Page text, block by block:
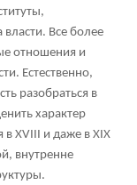
Все более
отношения и
Естественно,
разобраться в
характер
в XVIII и даже в XIX
внутренне